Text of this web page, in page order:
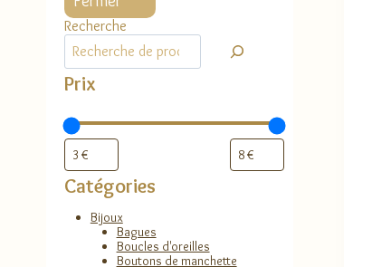
Recherche
Prix
Catégories
Bijoux
Bagues
Boucles d'oreilles
Boutons de manchette